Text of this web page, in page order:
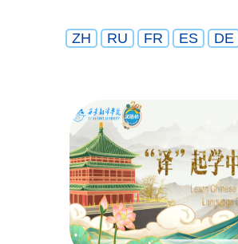
ZH RU FR ES DE